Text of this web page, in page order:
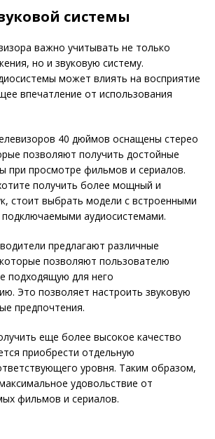
системы
важно учитывать не только
но и звуковую систему.
может влиять на восприятие
впечатление от использования
40 дюймов оснащены стерео
позволяют получить достойные
при просмотре фильмов и сериалов.
получить более мощный и
стоит выбрать модели с встроенными
аудиосистемами.
предлагают различные
позволяют пользователю
подходящую для него
Это позволяет настроить звуковую
предпочтения.
еще более высокое качество
приобрести отдельную
уровня. Таким образом,
удовольствие от
фильмов и сериалов.